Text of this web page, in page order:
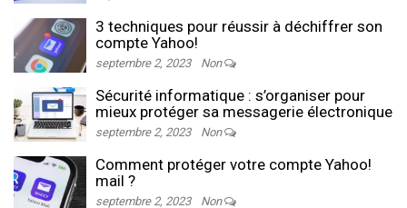
3 techniques pour réussir à déchiffrer son
compte Yahoo!
septembre 2, 2023 Non
Sécurité informatique : s’organiser pour
mieux protéger sa messagerie électronique
septembre 2, 2023 Non
Comment protéger votre compte Yahoo!
mail ?
septembre 2, 2023 Non